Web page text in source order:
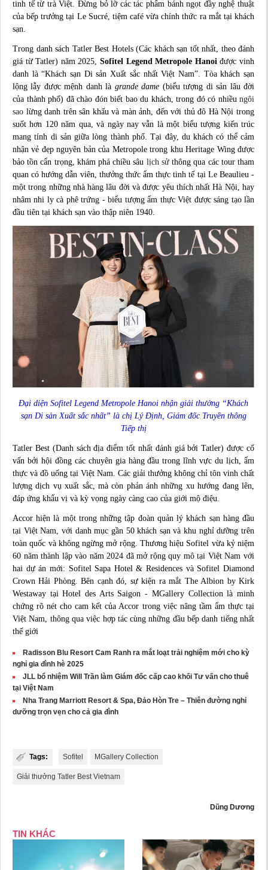
tinh tế từ trà Việt. Đừng bỏ lỡ các tác phẩm bánh ngọt đầy nghệ thuật
của bếp trưởng tại Le Sucré, tiệm café vừa chính thức ra mắt tại khách
sạn.
Trong danh sách Tatler Best Hotels (Các khách sạn tốt nhất, theo đánh
giá từ Tatler) năm 2025, Sofitel Legend Metropole Hanoiđược vinh
danh là “Khách sạn Di sản Xuất sắc nhất Việt Nam”. Tòa khách sạn
lộng lẫy được mệnh danh là grande dame (biểu tượng di sản lâu đời
của thành phố) đã chào đón biết bao du khách, trong đó có nhiều ngôi
sao lừng danh trên sân khấu và màn ảnh, đến với thủ đô Hà Nội trong
suốt hơn 120 năm qua, và ngày nay vẫn là một biểu tượng kiến trúc
mang tính di sản giữa lòng thành phố. Tại đây, du khách có thể cảm
nhận vẻ đẹp nguyên bản của Metropole trong khu Heritage Wing được
bảo tồn cẩn trọng, khám phá chiều sâu lịch sửthông qua các tour tham
quan có hướng dẫn viên, thưởng thức ẩm thực tinh tế tại Le Beaulieu -
một trong những nhà hàng lâu đời và được yêu thích nhất Hà Nội, hay
nhâm nhi ly cà phê trứng - biểu tượng ẩm thực Việt được sáng tạo lần
đầu tiên tại khách sạn vào thập niên 1940.
Đại diện Sofitel Legend Metropole Hanoi nhận giải thưởng “Khách
sạn Di sản Xuất sắc nhất” là chị Lý Định, Giám đốc Truyền thông
Tiếp thị
Tatler Best (Danh sách địa điểm tốt nhất đánh giá bởi Tatler) được cố
vấn bởi hội đồng các chuyên gia hàng đầu trong lĩnh vực du lịch, ẩm
thực và đồ uống tại Việt Nam. Các giải thưởng không chỉ tôn vinh chất
lượng dịch vụ xuất sắc, mà còn phản ánh những xu hướng đang lên,
đáp ứng khẩu vị và kỳ vọng ngày càng cao của giới mộ điệu.
Accor hiện là một trong những tập đoàn quản lý khách sạn hàng đầu
tại Việt Nam, với danh mục gần 50 khách sạn và khu nghỉ dưỡng trên
toàn quốc và không ngừng mở rộng. Thương hiệu Sofitel vừa kỷ niệm
60 năm thành lập vào năm 2024 đã mở rộng quy mô tại Việt Nam với
hai dự án mới: Sofitel Sapa Hotel & Residences và Sofitel Diamond
Crown Hải Phòng. Bên cạnh đó, sự kiện ra mắt The Albion by Kirk
Westaway tại Hotel des Arts Saigon - MGallery Collection là minh
chứng rõ nét cho cam kết của Accor trong việc nâng tầm ẩm thực tại
Việt Nam, thông qua việc hợp tác cùng những đầu bếp danh tiếng nhất
thế giới
Radisson Blu Resort Cam Ranh ra mắt loạt trải nghiệm mới cho kỳ
nghỉ gia đình hè 2025
JLL bổ nhiệm Will Trần làm Giám đốc cấp cao khối Tư vấn cho thuê
tại Việt Nam
Nha Trang Marriott Resort & Spa, Đảo Hòn Tre – Thiên đường nghỉ
dưỡng trọn vẹn cho cả gia đình
Tags: Sofitel MGallery Collection
Giải thưởng Tatler Best Vietnam
Dũng Dương
TIN KHÁC